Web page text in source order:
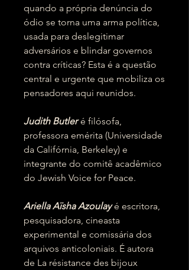
quando a própria denúncia do
ódio se torna uma arma política,
usada para deslegitimar
adversários e blindar governos
contra críticas? Esta é a questão
central e urgente que mobiliza os
pensadores aqui reunidos.
Judith Butleré filósofa,
professora emérita (Universidade
da Califórnia, Berkeley) e
integrante do comitê acadêmico
do Jewish Voice for Peace.
Ariella Aïsha Azoulayé escritora,
pesquisadora, cineasta
experimental e comissária dos
arquivos anticoloniais. É autora
de La résistance des bijoux